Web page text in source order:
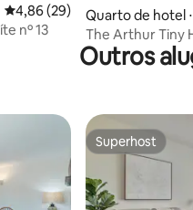
4,86 de uma avaliação média
4,86 (29)
nº 13
Quarto de hotel
The Arthur Tiny
Train Vibe
Outros
Superhost
Superhost